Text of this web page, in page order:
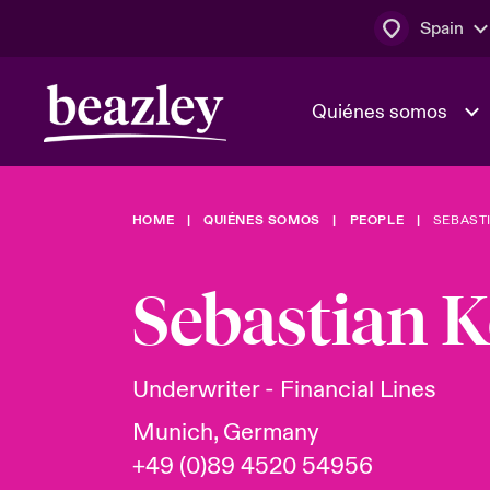
Spain
Quiénes somos
Quiénes somos
El Consejo
Trabaja
Ver más novedades
En portada
tecnológica
Área de clientes
Clientes
HOME QUIÉNES SOMOS PEOPLE
Sebastian
Underwriter - Financial Lines
Munich, Germany
+49 (0)89 4520 54956